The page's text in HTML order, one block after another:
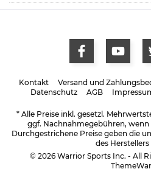
Kontakt Versand und
Datenschutz
AGB
* Alle Preise inkl. gesetzl.
ggf. Nachnahmegebühren,
Durchgestrichene Preise geben die
des
© 2026 Warrior Sports Inc. - All